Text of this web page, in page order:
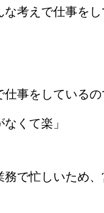
な考えで仕事を
仕事をしている
くて楽」
務で忙しいため